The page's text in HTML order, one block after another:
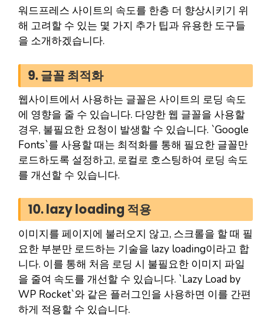
워드프레스 사이트의 속도를 한층 더 향상시키기 위
해 고려할 수 있는 몇 가지 추가 팁과 유용한 도구들
을 소개하겠습니다.
9. 글꼴 최적화
웹사이트에서 사용하는 글꼴은 사이트의 로딩 속도
에 영향을 줄 수 있습니다. 다양한 웹 글꼴을 사용할
경우, 불필요한 요청이 발생할 수 있습니다. `Google
Fonts`를 사용할 때는 최적화를 통해 필요한 글꼴만
로드하도록 설정하고, 로컬로 호스팅하여 로딩 속도
를 개선할 수 있습니다.
10. lazy loading 적용
이미지를 페이지에 불러오지 않고, 스크롤을 할 때 필
요한 부분만 로드하는 기술을 lazy loading이라고 합
니다. 이를 통해 처음 로딩 시 불필요한 이미지 파일
을 줄여 속도를 개선할 수 있습니다. `Lazy Load by
WP Rocket`와 같은 플러그인을 사용하면 이를 간편
하게 적용할 수 있습니다.